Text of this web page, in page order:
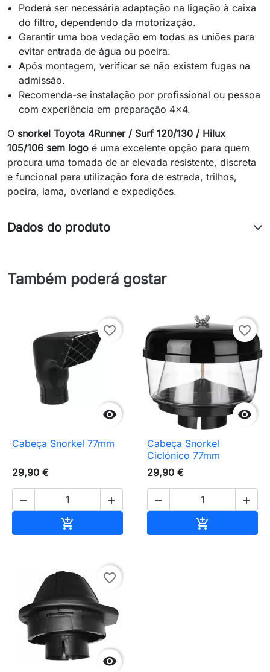
Poderá ser necessária adaptação na ligação à caixa
do filtro, dependendo da motorização.
Garantir uma boa vedação em todas as uniões para
evitar entrada de água ou poeira.
Após montagem, verificar se não existem fugas na
admissão.
Recomenda-se instalação por profissional ou pessoa
com experiência em preparação 4x4.
O snorkel Toyota 4Runner / Surf 120/130 / Hilux
105/106 sem logo é uma excelente opção para quem
procura uma tomada de ar elevada resistente, discreta
e funcional para utilização fora de estrada, trilhos,
poeira, lama, overland e expedições.
Dados do produto
Também poderá gostar

favorite_border
Cabeça Snorkel 77mm
29,90 €
 


favorite_border
Cabeça Snorkel
Ciclónico 77mm
29,90 €
 


favorite_border